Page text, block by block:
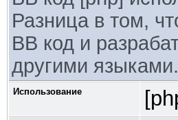
Разница в том,
BB код и
другими языками.
Использование